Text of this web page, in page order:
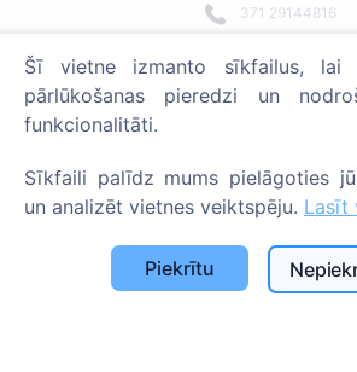
371 29144816
Strādājam visā Latvijā!
Administratoriem
© 2013 - 2026 Cemety Visas tiesības
Privātuma politika un
Šī vietne izmanto sīkfailus, lai
pārlūkošanas pieredzi un
funkcionalitāti.
Sīkfaili palīdz mums pielāgoties
un analizēt vietnes veiktspēju. Lasīt
Piekrītu